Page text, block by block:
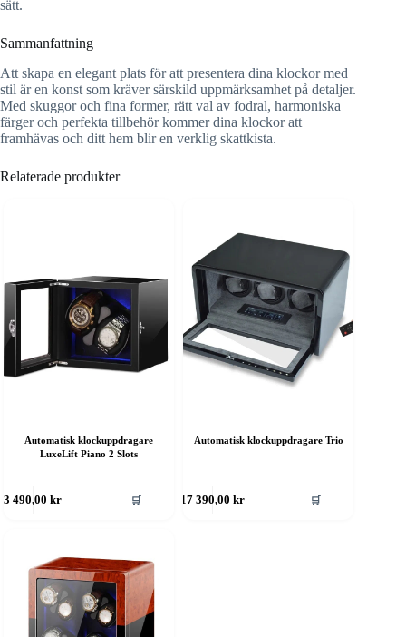
sätt.
Sammanfattning
Att skapa en elegant plats för att presentera dina klockor med
stil är en konst som kräver särskild uppmärksamhet på detaljer.
Med skuggor och fina former, rätt val av fodral, harmoniska
färger och perfekta tillbehör kommer dina klockor att
framhävas och ditt hem blir en verklig skattkista.
Relaterade produkter
Automatisk klockuppdragare
LuxeLift Piano 2 Slots
3 490,00kr 🛒
Automatisk klockuppdragare Trio
17 390,00 kr 🛒